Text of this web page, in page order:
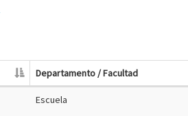
Departamento / Facultad
Escuela